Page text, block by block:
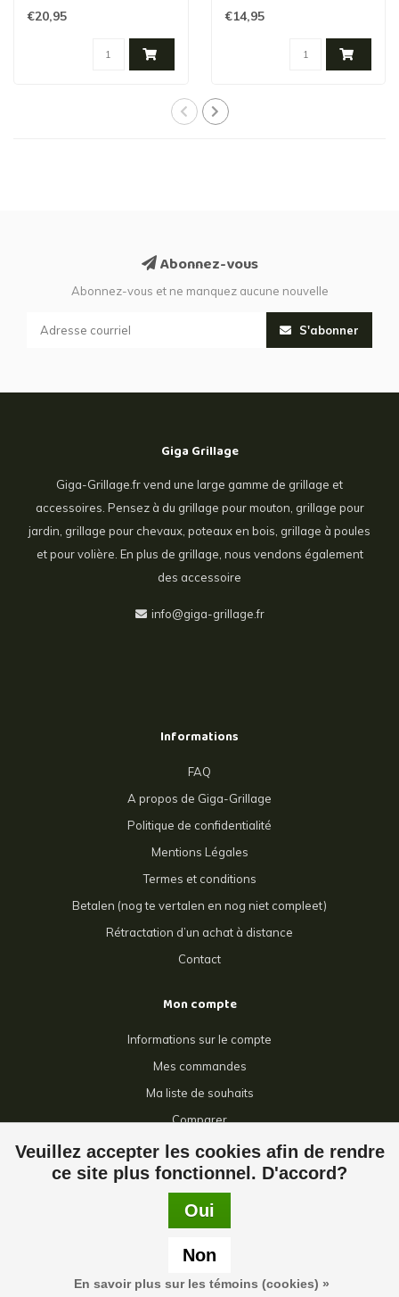
€20,95 €14,95
Veuillez accepter les cookies afin de rendre
ce site plus fonctionnel. D'accord?
Oui
Non
En savoir plus sur les témoins (cookies) »
Abonnez-vous
Abonnez-vous et ne manquez aucune nouvelle
S'abonner
Giga Grillage
Giga-Grillage.fr vend une large gamme de grillage et
accessoires. Pensez à du grillage pour mouton, grillage pour
jardin, grillage pour chevaux, poteaux en bois, grillage à poules
et pour volière. En plus de grillage, nous vendons également
des accessoire
info@giga-grillage.fr
Informations
FAQ
A propos de Giga-Grillage
Politique de confidentialité
Mentions Légales
Termes et conditions
Betalen (nog te vertalen en nog niet compleet)
Rétractation d’un achat à distance
Contact
Mon compte
Informations sur le compte
Mes commandes
Ma liste de souhaits
Comparer
Tous les produits
Dyvelopment